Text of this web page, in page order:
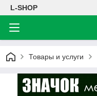
L-SHOP
Товары и услуги